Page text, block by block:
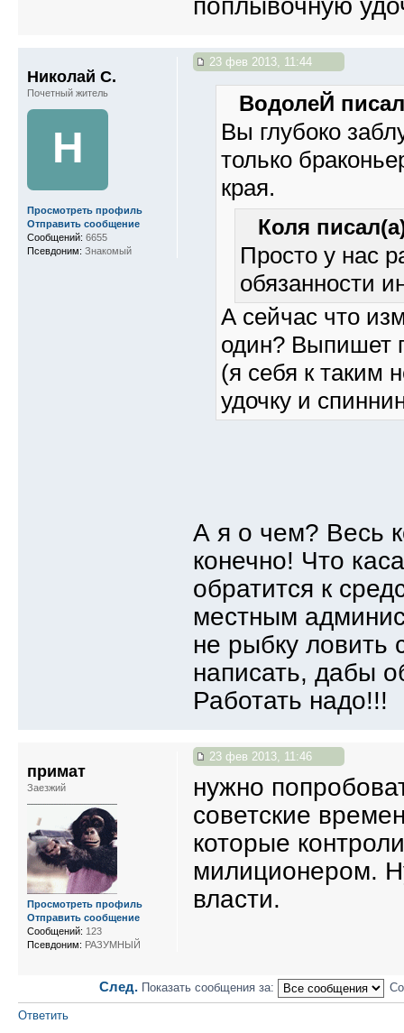
поплывочную
23 фев 2013, 11:44
ВодолеЙ
Вы глубоко
только
края.
Коля
Просто у нас
обязанности
А сейчас что
один? Выпишет
(я себя к таким
удочку и
А я о чем? Весь
конечно! Что
обратится к
местным
не рыбку ловить
написать, дабы
Работать надо!!!
Николай С.
Почетный житель
Н
Просмотреть профиль
Отправить сообщение
Сообщений: 6655
Псевдоним: Знакомый
23 фев 2013, 11:46
нужно
советские
которые
милиционером.
власти.
примат
Заезжий
Просмотреть профиль
Отправить сообщение
Сообщений: 123
Псевдоним: РАЗУМНЫЙ
След. Показать сообщения за:
Ответить